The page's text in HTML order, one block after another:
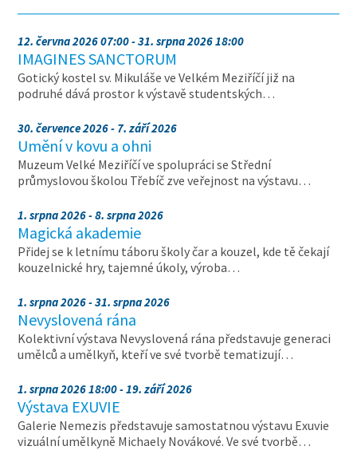
12. června 2026 07:00 - 31. srpna 2026 18:00
IMAGINES SANCTORUM
Gotický kostel sv. Mikuláše ve Velkém Meziříčí již na
podruhé dává prostor k výstavě studentských…
30. července 2026 - 7. září 2026
Umění v kovu a ohni
Muzeum Velké Meziříčí ve spolupráci se Střední
průmyslovou školou Třebíč zve veřejnost na výstavu…
1. srpna 2026 - 8. srpna 2026
Magická akademie
Přidej se k letnímu táboru školy čar a kouzel, kde tě čekají
kouzelnické hry, tajemné úkoly, výroba…
1. srpna 2026 - 31. srpna 2026
Nevyslovená rána
Kolektivní výstava Nevyslovená rána představuje generaci
umělců a umělkyň, kteří ve své tvorbě tematizují…
1. srpna 2026 18:00 - 19. září 2026
Výstava EXUVIE
Galerie Nemezis představuje samostatnou výstavu Exuvie
vizuální umělkyně Michaely Novákové. Ve své tvorbě…